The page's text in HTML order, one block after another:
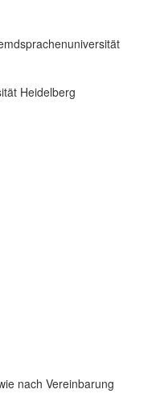
Heidelberg
nach Vereinbarung